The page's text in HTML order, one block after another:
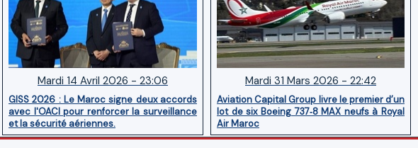
Mardi 14 Avril 2026 - 23:06
GISS 2026 : Le Maroc signe deux accords
avec l'OACI pour renforcer la surveillance
et la sécurité aériennes.
Mardi 31 Mars 2026 - 22:42
Aviation Capital Group livre le premier d’un
lot de six Boeing 737‑8 MAX neufs à Royal
Air Maroc